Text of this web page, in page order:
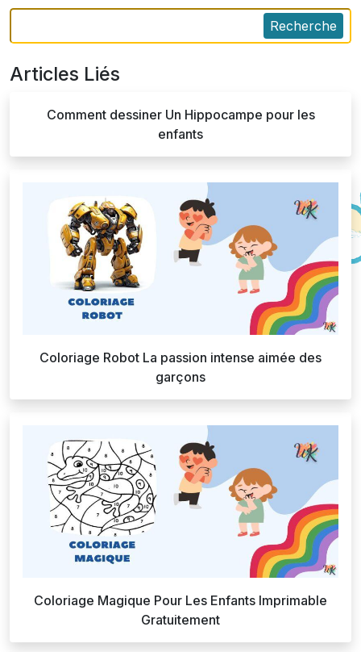
Recherche
Articles Liés
Comment dessiner Un Hippocampe pour les
enfants
Coloriage Robot La passion intense aimée des
garçons
Coloriage Magique Pour Les Enfants Imprimable
Gratuitement